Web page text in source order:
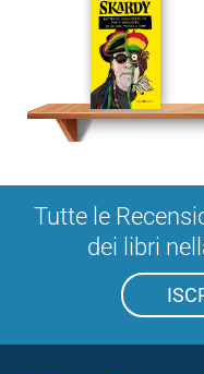
Tutte le
dei libri